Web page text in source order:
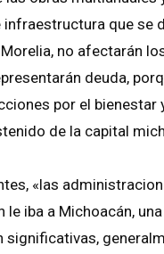
que se
no afectarán
deuda,
por el bienestar
de la capital
«las
le iba a Michoacán,
significativas,